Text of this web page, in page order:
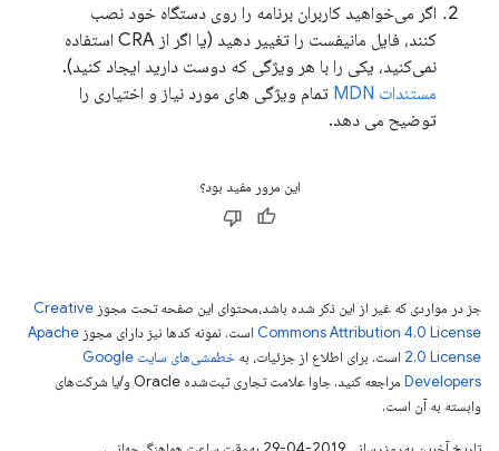
اگر می‌خواهید کاربران برنامه را روی دستگاه خود نصب
کنند، فایل مانیفست را تغییر دهید (یا اگر از CRA استفاده
نمی‌کنید، یکی را با هر ویژگی که دوست دارید ایجاد کنید).
مستندات MDN
تمام ویژگی های مورد نیاز و اختیاری را
توضیح می دهد.
این مرور مفید بود؟
جز در مواردی که غیر از این ذکر شده باشد،‌محتوای این صفحه تحت مجوز Creative
Commons Attribution 4.0 License است. نمونه کدها نیز دارای مجوز Apache
2.0 License است. برای اطلاع از جزئیات، به
خطمشی‌های سایت Google
Developers‏
مراجعه کنید. جاوا علامت تجاری ثبت‌شده Oracle و/یا شرکت‌های
وابسته به آن است.